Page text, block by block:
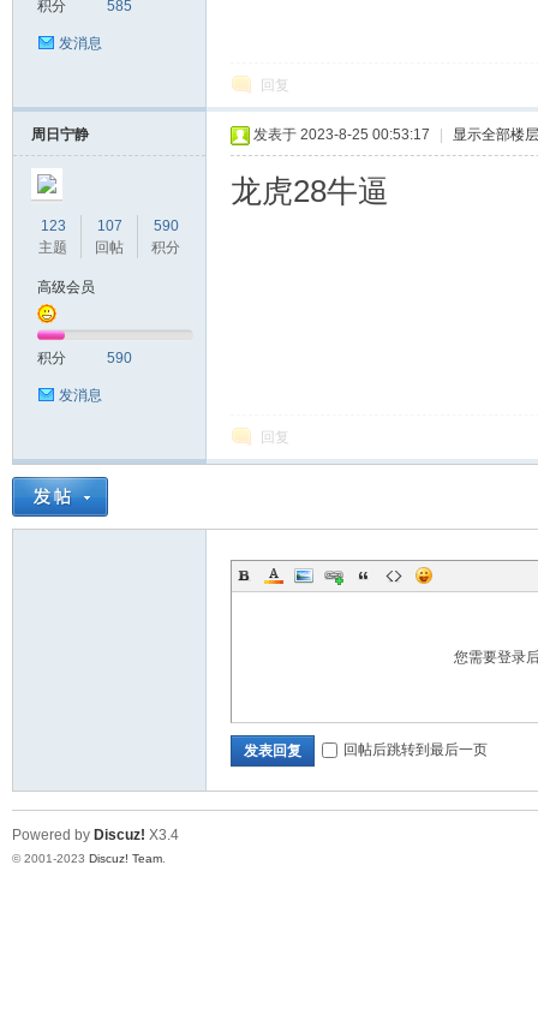
积分 585
发消息
回复
周日宁静
123
主题
107
回帖
590
积分
高级会员
积分 590
发消息
发表于 2023-8-25 00:53:17 显示全部楼层
龙虎28牛逼
回复
您需要登录
发表回复 回帖后跳转到最后一页
Powered by Discuz! X3.4
© 2001-2023 Discuz! Team